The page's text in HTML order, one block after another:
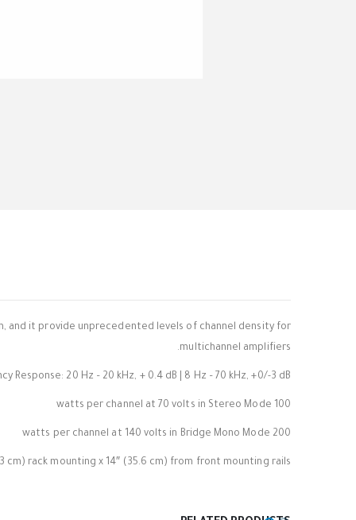
and it provide unprecedented levels of channel density for
multichannel amplifiers.
Response: 20 Hz – 20 kHz, + 0.4 dB | 8 Hz – 70 kHz, +0/-3 dB
100 watts per channel at 70 volts in Stereo Mode
200 watts per channel at 140 volts in Bridge Mono Mode
cm) rack mounting x 14″ (35.6 cm) from front mounting rails